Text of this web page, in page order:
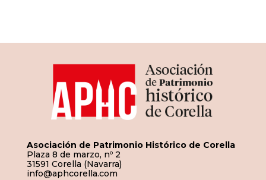
Asociación de Patrimonio Histórico de Corella
Plaza 8 de marzo, nº 2
31591 Corella (Navarra)
info@aphcorella.com